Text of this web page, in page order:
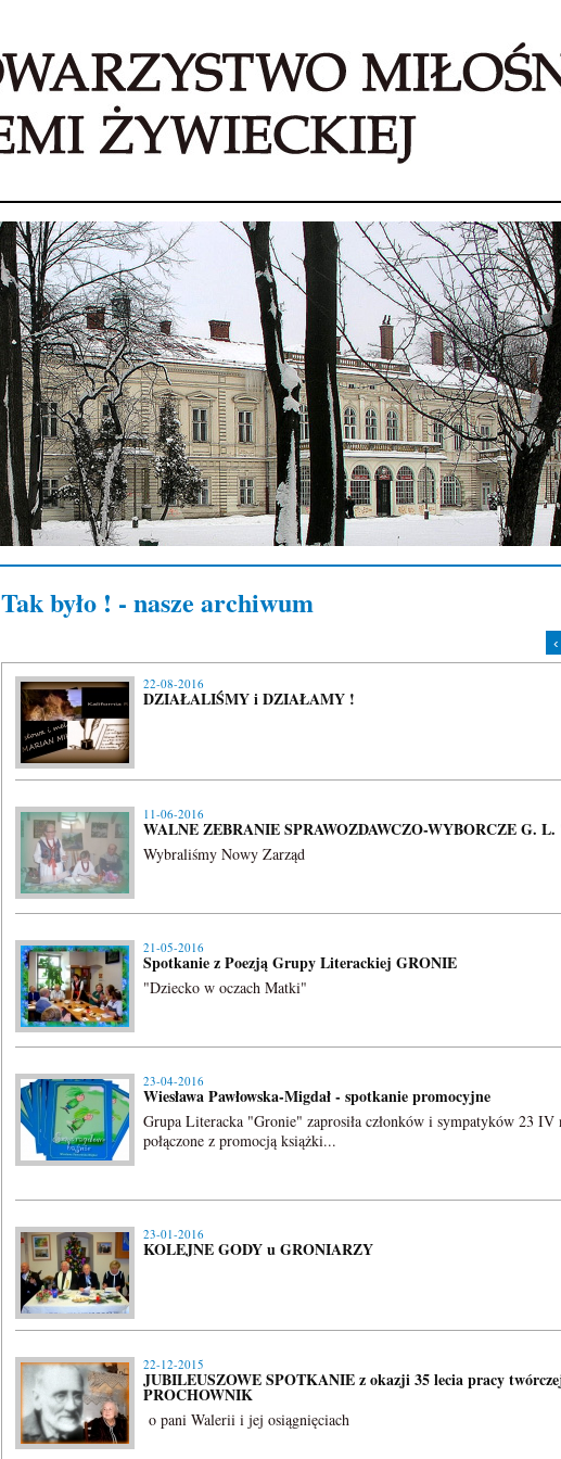
Tak było ! - nasze archiwum
‹
22-08-2016
DZIAŁALIŚMY i DZIAŁAMY !
11-06-2016
WALNE ZEBRANIE SPRAWOZDAWCZO-WYBORCZE G.
Wybraliśmy Nowy Zarząd
21-05-2016
Spotkanie z Poezją Grupy Literackiej GRONIE
"Dziecko w oczach Matki"
23-04-2016
Wiesława Pawłowska-Migdał - spotkanie promocyjne
Grupa Literacka "Gronie" zaprosiła członków i sympatyków 23 IV
połączone z promocją książki...
23-01-2016
KOLEJNE GODY u GRONIARZY
22-12-2015
JUBILEUSZOWE SPOTKANIE z okazji 35 lecia pracy
PROCHOWNIK
o pani Walerii i jej osiągnięciach